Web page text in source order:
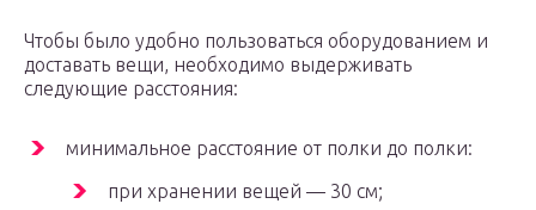
Чтобы было удобно пользоваться оборудованием и
доставать вещи, необходимо выдерживать
следующие расстояния:
минимальное расстояние от полки до полки:
при хранении вещей — 30 см;